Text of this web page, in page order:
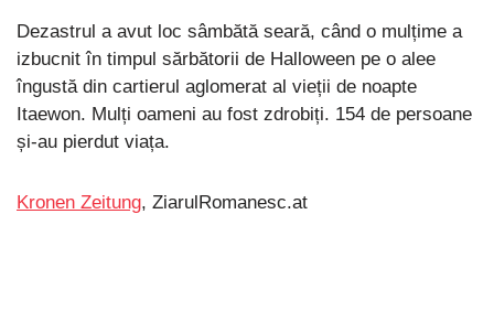
Dezastrul a avut loc sâmbătă seară, când o mulțime a
izbucnit în timpul sărbătorii de Halloween pe o alee
îngustă din cartierul aglomerat al vieții de noapte
Itaewon. Mulți oameni au fost zdrobiți. 154 de persoane
și-au pierdut viața.
Kronen Zeitung, ZiarulRomanesc.at